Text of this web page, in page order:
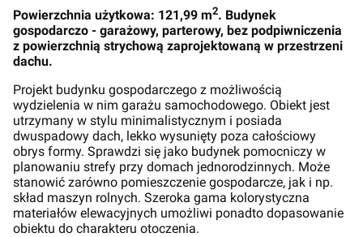
Powierzchnia użytkowa: 121,99 m2. Budynek
gospodarczo - garażowy, parterowy, bez podpiwniczenia
z powierzchnią strychową zaprojektowaną w przestrzeni
dachu.
Projekt budynku gospodarczego z możliwością
wydzielenia w nim garażu samochodowego. Obiekt jest
utrzymany w stylu minimalistycznym i posiada
dwuspadowy dach, lekko wysunięty poza całościowy
obrys formy. Sprawdzi się jako budynek pomocniczy w
planowaniu strefy przy domach jednorodzinnych. Może
stanowić zarówno pomieszczenie gospodarcze, jak i np.
skład maszyn rolnych. Szeroka gama kolorystyczna
materiałów elewacyjnych umożliwi ponadto dopasowanie
obiektu do charakteru otoczenia.